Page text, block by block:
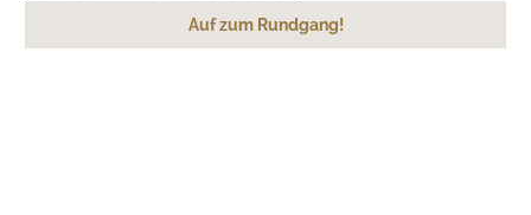
Auf zum Rundgang!